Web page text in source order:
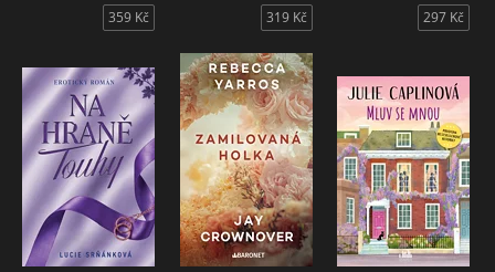
359 Kč 319 Kč 297 Kč